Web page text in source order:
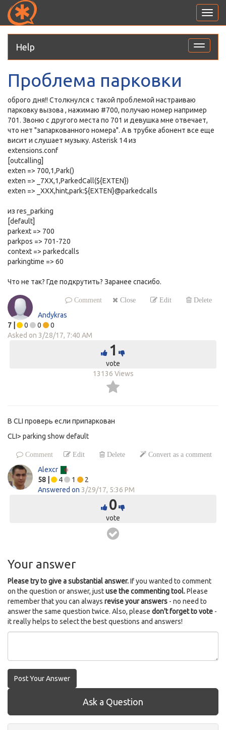
Toggle
Help
Проблема парковки
оброго дня!! Столкнулся с такой проблемой настраиваю
парковку вызова , нажимаю #700, получаю номер например
701. Звоню с другого места по 701 и девушка мне отвечает,
что нет "запаркованного номера". А в трубке абонент все еще
висит и слушает музыку. Asterisk 14 из
extensions.conf
[outcalling]
exten => 700,1,Park()
exten => _7XX,1,ParkedCall(${EXTEN})
exten => _XXX,hint,park:${EXTEN}@parkedcalls
из res_parking
[default]
parkext => 700
parkpos => 701-720
context => parkedcalls
parkingtime => 60
Что не так? Где подкрутить? Заранее спасибо.
Comment Close Edit Delete
Andykras
7
0 0
0
Asked on 3/28/17, 7:40 AM
1
vote
13136 Views
В CLI проверь если припаркован
CLI> parking show default
Comment Edit Delete Convert as a comment
Alexcr
58
4 1
2
Answered on 3/29/17, 5:36 PM
0
vote
Your answer
Please try to give a substantial answer.If you wanted to comment
on the question or answer, justuse the commenting tool.Please
remember that you can always revise your answers - no need to
answer the same question twice. Also, please don't forget to vote -
it really helps to select the best questions and answers!
Post Your Answer
Ask a Question